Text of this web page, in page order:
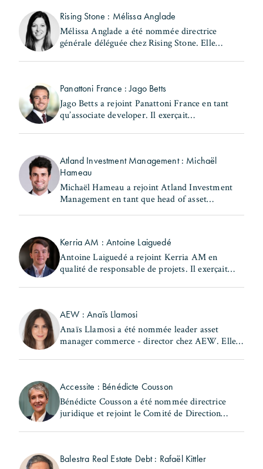
Rising Stone : Mélissa Anglade
Mélissa Anglade a été nommée directrice
générale déléguée chez Rising Stone. Elle
Panattoni France : Jago Betts
Jago Betts a rejoint Panattoni France en tant
qu’associate developer. Il exerçait
Atland Investment Management : Michaël
Hameau
Michaël Hameau a rejoint Atland Investment
Management en tant que head of asset
Kerria AM : Antoine Laiguedé
Antoine Laiguedé a rejoint Kerria AM en
qualité de responsable de projets. Il exerçait
AEW : Anaïs Llamosi
Anaïs Llamosi a été nommée leader asset
manager commerce - director chez AEW. Elle
Accessite : Bénédicte Cousson
Bénédicte Cousson a été nommée directrice
juridique et rejoint le Comité de Direction
Balestra Real Estate Debt : Rafaël Kittler